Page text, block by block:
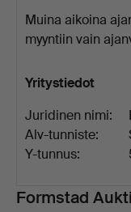
Muina aikoina
myyntiin vain
Yritystiedot
Juridinen nimi:
Alv-tunniste:
Y-tunnus:
Kuvaus
Formstad